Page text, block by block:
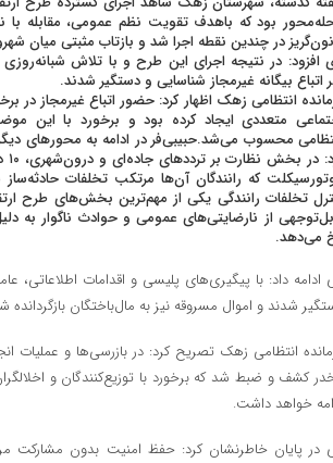
بود که باهدف تقویت نظم عمومی، مقابله با
در چندین نقطه اجرا شد و بازتاب مثبتی میان
اتباع بیگانه غیرمجاز شناسایی و دستگیر شدند.
انتظامی زهک اظهار کرد: حضور اتباع غیرمجاز در
متعددی ایجاد کرده بود و برخورد با این
محسوب می‌شد.حبیبی‌فر در ادامه به محورهای
که رانندگان آن‌ها مرتکب تخلفات
تخلفات رانندگی یکی از مهم‌ترین بخش‌های طرح
از نارضایتی‌های عمومی و حوادث ناگوار به
می‌دهد.
ادامه داد: با پیگیری‌های پلیسی و اقدامات اطلاعاتی،
شدند و اموال مسروقه نیز به مال‌باختگان بازگردانده
کشف و ضبط شد که برخورد با توزیع‌کنندگان و
خواهد داشت.
در پایان خاطرنشان کرد: حفظ امنیت بدون مشارکت